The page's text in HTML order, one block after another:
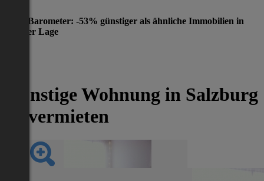
Preis-Barometer: -53% günstiger als ähnliche Immobilien in
gleicher Lage
Günstige Wohnung in Salzburg
zu vermieten